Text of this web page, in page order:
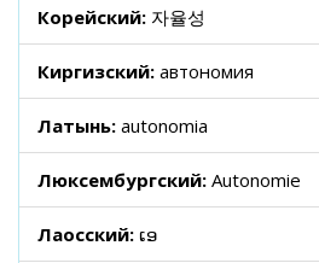
Корейский: 자율성
Киргизский: автономия
Латынь: autonomia
Люксембургский: Autonomie
Лаосский: ເອ